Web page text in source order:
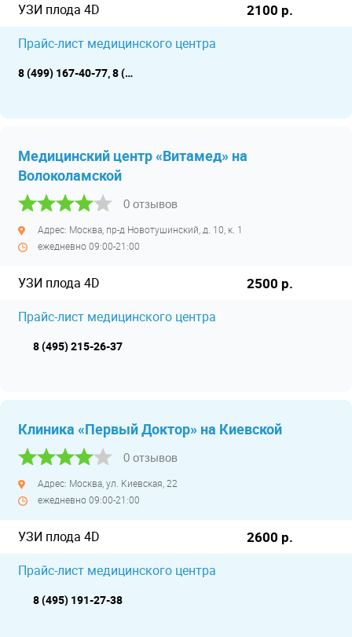
УЗИ плода 4D 2100 р.
Прайс-лист медицинского центра
8 (499) 167-40-77, 8 (495) 781-03-15
Медицинский центр «Витамед» на
Волоколамской
0 отзывов
Адрес: Москва, пр-д Новотушинский, д. 10, к. 1
ежедневно 09:00-21:00
УЗИ плода 4D 2500 р.
Прайс-лист медицинского центра
8 (495) 215-26-37
Клиника «Первый Доктор» на Киевской
0 отзывов
Адрес: Москва, ул. Киевская, 22
ежедневно 09:00-21:00
УЗИ плода 4D 2600 р.
Прайс-лист медицинского центра
8 (495) 191-27-38